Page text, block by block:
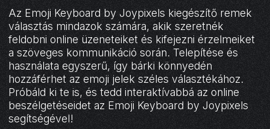
Az Emoji Keyboard by Joypixels kiegészítő remek
választás mindazok számára, akik szeretnék
feldobni online üzeneteiket és kifejezni érzelmeiket
a szöveges kommunikáció során. Telepítése és
használata egyszerű, így bárki könnyedén
hozzáférhet az emoji jelek széles választékához.
Próbáld ki te is, és tedd interaktívabbá az online
beszélgetéseidet az Emoji Keyboard by Joypixels
segítségével!